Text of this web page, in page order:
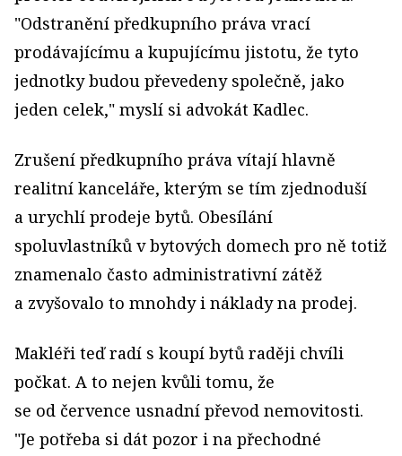
"Odstranění předkupního práva vrací
prodávajícímu a kupujícímu jistotu, že tyto
jednotky budou převedeny společně, jako
jeden celek," myslí si advokát Kadlec.
Zrušení předkupního práva vítají hlavně
realitní kanceláře, kterým se tím zjednoduší
a urychlí prodeje bytů. Obesílání
spoluvlastníků v bytových domech pro ně totiž
znamenalo často administrativní zátěž
a zvyšovalo to mnohdy i náklady na prodej.
Makléři teď radí s koupí bytů raději chvíli
počkat. A to nejen kvůli tomu, že
se od července usnadní převod nemovitosti.
"Je potřeba si dát pozor i na přechodné